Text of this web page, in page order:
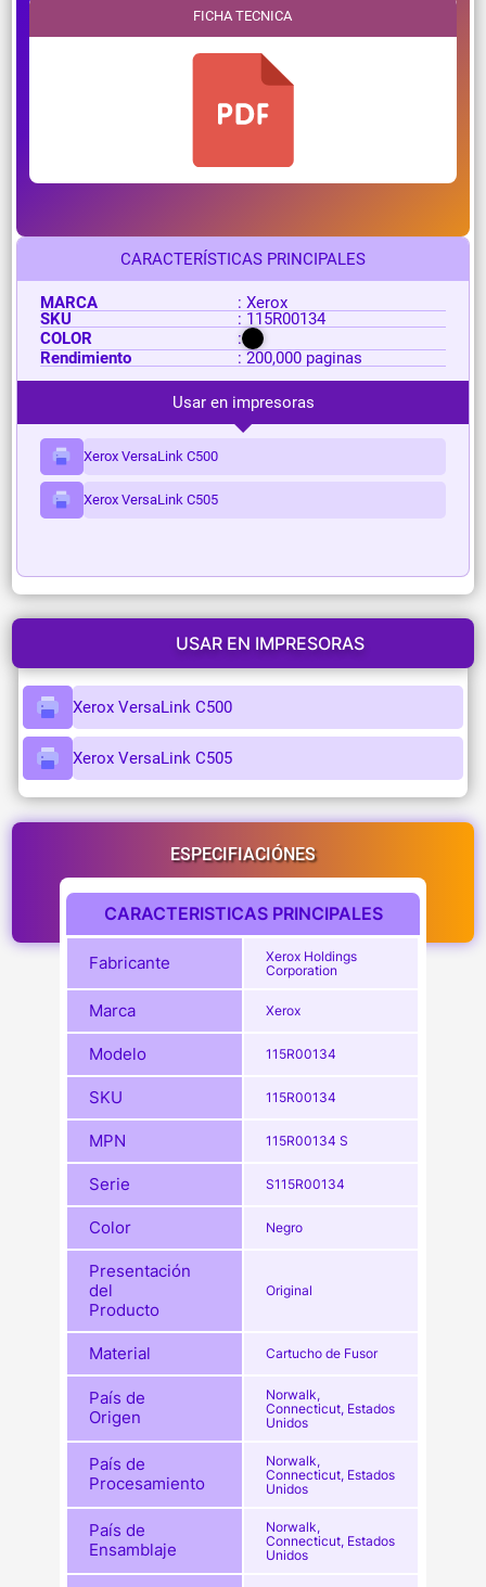
CARACTERÍSTICAS PRINCIPALES
MARCA
: Xerox
SKU
: 115R00134
COLOR
:
Rendimiento
: 200,000 paginas
Usar en impresoras
Xerox VersaLink C500
Xerox VersaLink C505
FICHA TECNICA
USAR EN IMPRESORAS
Xerox VersaLink C500
Xerox VersaLink C505
ESPECIFIACIÓNES
CARACTERISTICAS PRINCIPALES
Fabricante
Xerox Holdings
Corporation
Marca Xerox
Modelo 115R00134
SKU 115R00134
MPN 115R00134 S
Serie S115R00134
Color Negro
Presentación
del
Producto
Original
Material Cartucho de Fusor
País de
Origen
Norwalk,
Connecticut, Estados
Unidos
País de
Procesamiento
Norwalk,
Connecticut, Estados
Unidos
País de
Ensamblaje
Norwalk,
Connecticut, Estados
Unidos